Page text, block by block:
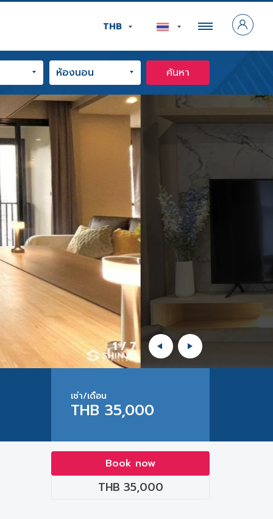
THB
ค้นหา
1/7
เช่า/เดือน
THB 35,000
Book now
THB 35,000